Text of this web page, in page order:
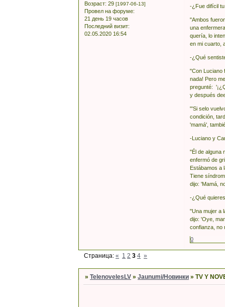
Возраст: 29 [1997-06-13]
Провел на форуме:
21 день 19 часов
Последний визит:
02.05.2020 16:54
-¿Fue difícil
"Ambos
una
quería, lo
en mi cuarto,
-¿Qué
"Con Luciano
nada! Pero
pregunté:
y después
"'Si selo
condición,
'mamá',
-Luciano y
"Él de alguna
enfermó de
Estábamos a
Tiene
dijo: 'Mamá,
-¿Qué
"Una mujer a
dijo: 'Oye,
confianza, no
0
Страница:« 1 2 3 4 »
»TelenovelesLV »Jaunumi/Новинки »TV Y